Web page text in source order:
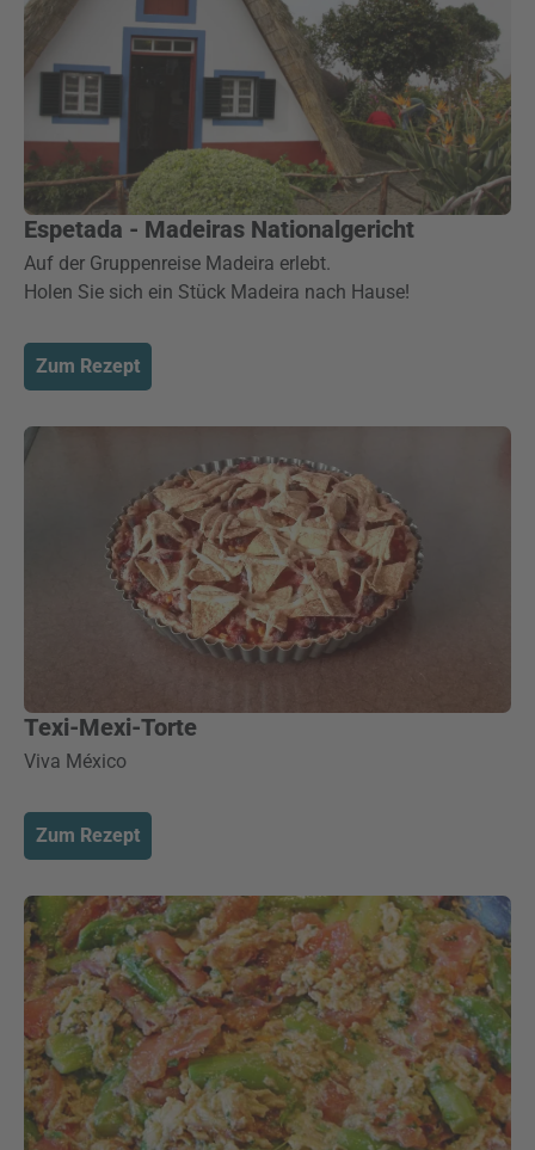
Espetada - Madeiras Nationalgericht
Auf der Gruppenreise Madeira erlebt.
Holen Sie sich ein Stück Madeira nach Hause!
Zum Rezept
Texi-Mexi-Torte
Viva México
Zum Rezept